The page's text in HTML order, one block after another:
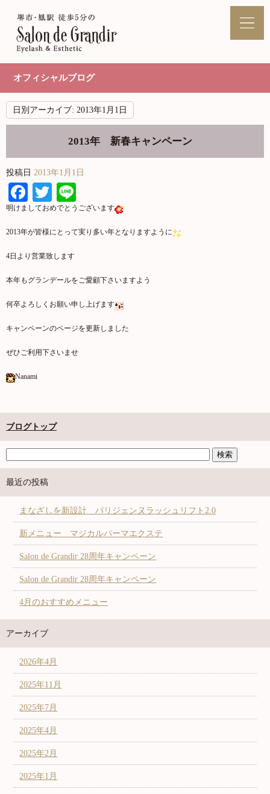
オフィシャルブログ
日別アーカイブ: 2013年1月1日
2013年 新春キャンペーン
投稿日 2013年1月1日
Facebook
Twitter
明けましておめでとうございます
2013年が皆様にとって実り多い年となりますように
4日より営業致します
本年もグランデールをご愛顧下さいますよう
何卒よろしくお願い申し上げます
キャンペーンのページを更新しました
ぜひご利用下さいませ
Nanami
ブログトップ
最近の投稿
まなざしを新設計 パリジェンヌラッシュリフト2.0
新メニュー マジカルパーマエクステ
Salon de Grandir 28周年キャンペーン
Salon de Grandir 28周年キャンペーン
4月のおすすめメニュー
アーカイブ
2026年4月
2025年11月
2025年7月
2025年4月
2025年2月
2025年1月